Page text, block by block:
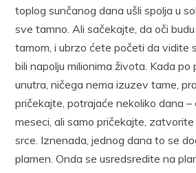
toplog sunčanog dana ušli spolja u
sve tamno. Ali sačekajte, da oči
tamom, i ubrzo ćete početi da vidite
bili napolju milionima života. Kada
unutra, ničega nema izuzev tame,
pričekajte, potrajaće nekoliko dana –
meseci, ali samo pričekajte,
srce. Iznenada, jednog dana to se
plamen. Onda se usredsredite na